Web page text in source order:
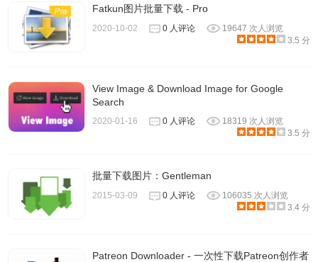
Fatkun图片批量下载 - Pro
2020-10-02 0 人评论
19647 次人浏览
3.5 分
View Image & Download Image for Google
Search
2020-01-16 0 人评论
18319 次人浏览
3.5 分
批量下载图片：Gentleman
2015-03-09 0 人评论
106035 次人浏览
3.4 分
Patreon Downloader - 一次性下载Patreon创作者